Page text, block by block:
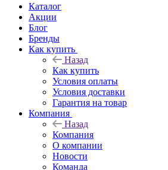
Каталог
Акции
Блог
Бренды
Как купить
Назад
Как купить
Условия оплаты
Условия доставки
Гарантия на товар
Компания
Назад
Компания
О компании
Новости
Команда